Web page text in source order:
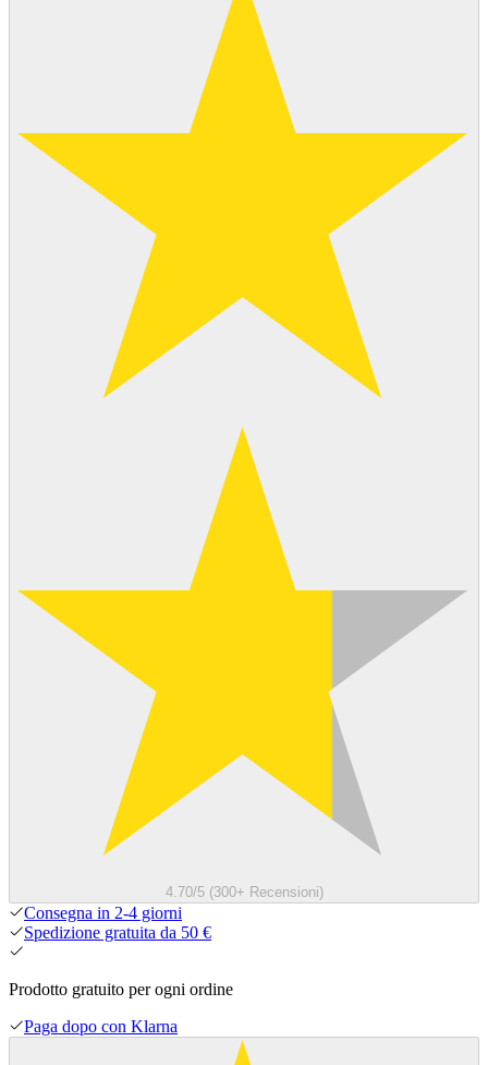
4.70/5 (300+ Recensioni)
Consegna in 2-4 giorni
Spedizione gratuita da 50 €
Prodotto gratuito per ogni ordine
Paga dopo con Klarna